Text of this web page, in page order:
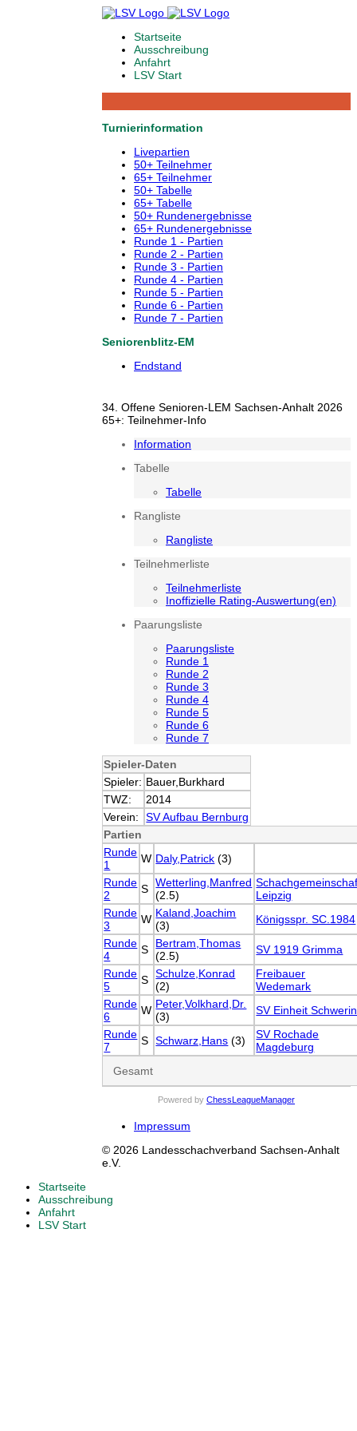
Startseite
Ausschreibung
Anfahrt
LSV Start
Turnierinformation
Livepartien
50+ Teilnehmer
65+ Teilnehmer
50+ Tabelle
65+ Tabelle
50+ Rundenergebnisse
65+ Rundenergebnisse
Runde 1 - Partien
Runde 2 - Partien
Runde 3 - Partien
Runde 4 - Partien
Runde 5 - Partien
Runde 6 - Partien
Runde 7 - Partien
Seniorenblitz-EM
Endstand
34. Offene Senioren-LEM Sachsen-Anhalt 2026
65+: Teilnehmer-Info
Information
Tabelle
Tabelle
Rangliste
Rangliste
Teilnehmerliste
Teilnehmerliste
Inoffizielle Rating-Auswertung(en)
Paarungsliste
Paarungsliste
Runde 1
Runde 2
Runde 3
Runde 4
Runde 5
Runde 6
Runde 7
Spieler-Daten
Spieler: Bauer,Burkhard
TWZ:
2014
Verein:
SV Aufbau Bernburg
Partien
Runde
1
W Daly,Patrick (3)
Runde
2
S Wetterling,Manfred
(2.5)
Leipzig
Runde
3
W Kaland,Joachim
(3)
Königsspr. SC.1984
Runde
4
S
Bertram,Thomas
(2.5)
SV 1919 Grimma
Runde
5
S Schulze,Konrad
(2)
Freibauer
Wedemark
Runde
6
W Peter,Volkhard,Dr.
(3)
SV Einheit Schwerin
Runde
7
S Schwarz,Hans (3)
SV Rochade
Magdeburg
Gesamt
Powered by ChessLeagueManager
Impressum
© 2026 Landesschachverband Sachsen-Anhalt
e.V.
Startseite
Ausschreibung
Anfahrt
LSV Start